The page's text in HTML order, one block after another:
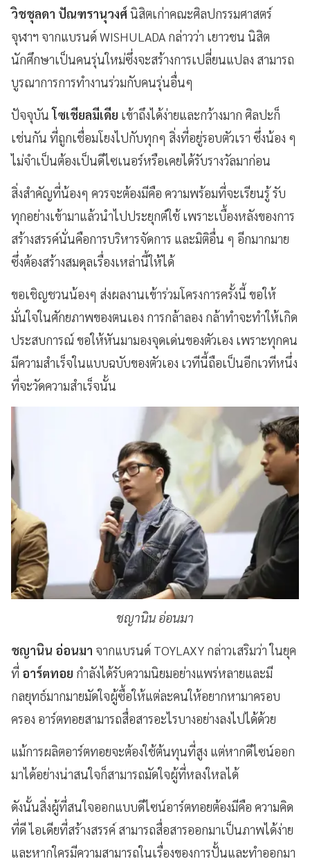
วิชชุลดา ปัณฑรานุวงศ์นิสิตเก่าคณะศิลปกรรมศาสตร์
จุฬาฯ จากแบรนด์ WISHULADA กล่าวว่า เยาวชน นิสิต
นักศึกษาเป็นคนรุ่นใหม่ซึ่งจะสร้างการเปลี่ยนแปลง สามารถ
บูรณาการการทำงานร่วมกับคนรุ่นอื่นๆ
ปัจจุบันโซเชียลมีเดีย เข้าถึงได้ง่ายและกว้างมาก ศิลปะก็
เช่นกัน ที่ถูกเชื่อมโยงไปกับทุกๆ สิ่งที่อยู่รอบตัวเรา ซึ่งน้อง ๆ
ไม่จำเป็นต้องเป็นดีไซเนอร์หรือเคยได้รับรางวัลมาก่อน
สิ่งสำคัญที่น้องๆ ควรจะต้องมีคือ ความพร้อมที่จะเรียนรู้ รับ
ทุกอย่างเข้ามาแล้วนำไปประยุกต์ใช้ เพราะเบื้องหลังของการ
สร้างสรรค์นั่นคือการบริหารจัดการ และมิติอื่น ๆ อีกมากมาย
ซึ่งต้องสร้างสมดุลเรื่องเหล่านี้ให้ได้
ขอเชิญชวนน้องๆ ส่งผลงานเข้าร่วมโครงการครั้งนี้ ขอให้
มั่นใจในศักยภาพของตนเอง การกล้าลอง กล้าทำจะทำให้เกิด
ประสบการณ์ ขอให้หันมามองจุดเด่นของตัวเอง เพราะทุกคน
มีความสำเร็จในแบบฉบับของตัวเอง เวทีนี้ถือเป็นอีกเวทีหนึ่ง
ที่จะวัดความสำเร็จนั้น
ชญานิน อ่อนมา
ชญานิน อ่อนมา จากแบรนด์ TOYLAXY กล่าวเสริมว่า ในยุค
ที่ อาร์ตทอย กำลังได้รับความนิยมอย่างแพร่หลายและมี
กลยุทธ์มากมายมัดใจผู้ซื้อให้แต่ละคนให้อยากหามาครอบ
ครอง อาร์ตทอยสามารถสื่อสารอะไรบางอย่างลงไปได้ด้วย
แม้การผลิตอาร์ตทอยจะต้องใช้ต้นทุนที่สูง แต่หากดีไซน์ออก
มาได้อย่างน่าสนใจก็สามารถมัดใจผู้ที่หลงใหลได้
ดังนั้นสิ่งผู้ที่สนใจออกแบบดีไซน์อาร์ตทอยต้องมีคือ ความคิด
ที่ดี ไอเดียที่สร้างสรรค์ สามารถสื่อสารออกมาเป็นภาพได้ง่าย
และหากใครมีความสามารถในเรื่องของการปั้นและทำออกมา